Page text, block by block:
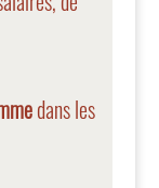
dans les